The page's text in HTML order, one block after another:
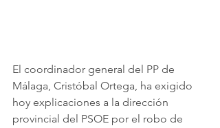
El coordinador general del PP de
Málaga, Cristóbal Ortega, ha exigido
hoy explicaciones a la dirección
provincial del PSOE por el robo de